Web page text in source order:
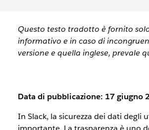
Questo testo tradotto è fornito
informativo e in caso di
versione e quella inglese, prevale
Data di pubblicazione: 17 giugno
In Slack, la sicurezza dei dati degli